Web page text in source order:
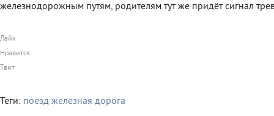
железнодорожным путям, родителям тут же придёт сигнал
Лайк
Нравится
Твит
Теги: поезд железная дорога